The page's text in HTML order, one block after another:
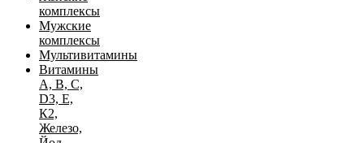
комплексы
Мужские
комплексы
Мультивитамины
Витамины
А, B, C,
D3, Е,
К2,
Железо,